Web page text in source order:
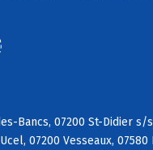
Bancs, 07200 St-Didier s/
07200 Vesseaux, 07580